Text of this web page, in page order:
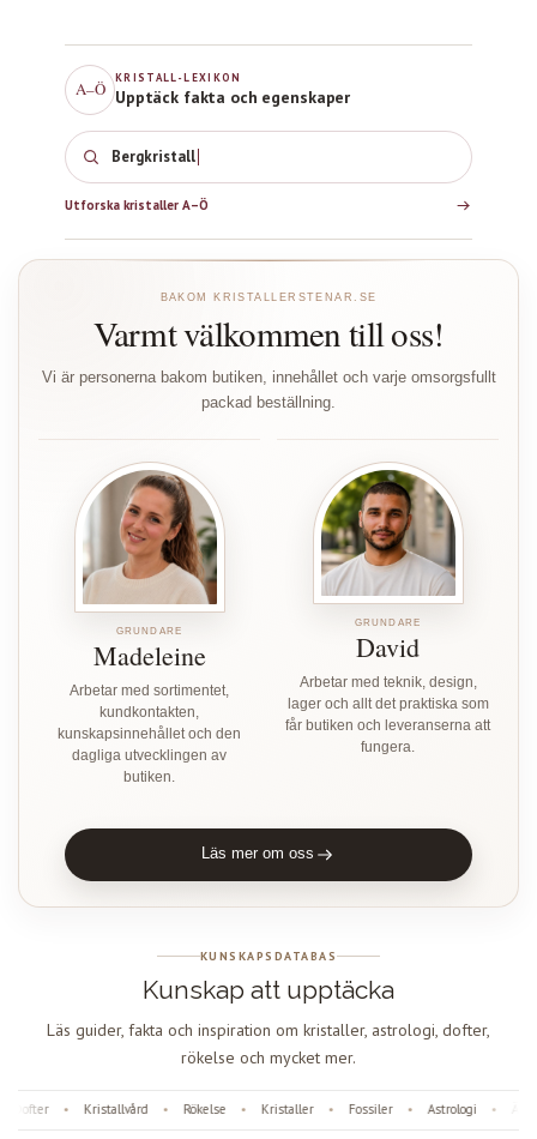
A–Ö
KRISTALL-LEXIKON
Upptäck fakta och egenskaper
Bergkristall
Utforska kristaller A–Ö
BAKOM KRISTALLERSTENAR.SE
Varmt välkommen till oss!
Vi är personerna bakom butiken, innehållet och varje omsorgsfullt
packad beställning.
GRUNDARE
Madeleine
Arbetar med sortimentet,
kundkontakten,
kunskapsinnehållet och den
dagliga utvecklingen av
butiken.
GRUNDARE
David
Arbetar med teknik, design,
lager och allt det praktiska som
får butiken och leveranserna att
fungera.
Läs mer om oss
KUNSKAPSDATABAS
Kunskap att upptäcka
Läs guider, fakta och inspiration om kristaller, astrologi, dofter,
rökelse och mycket mer.
Dofter Kristallvård Rökelse Kristaller Fossiler Astrologi